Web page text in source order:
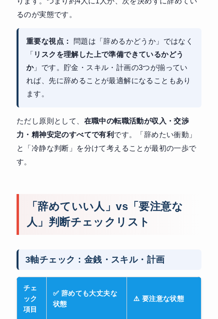
るのが実態です。
重要な視点：
問題は「辞めるかどうか」ではなく
「 リスクを理解した上で準備できているかどう
か」です。貯金・スキル・計画の3つが揃ってい
れば、先に辞めることが最適解になることもあり
ます。
ただし原則として、 在職中の転職活動が収入・交渉
力・精神安定のすべてで有利 です。「辞めたい衝動」
と「冷静な判断」を分けて考えることが最初の一歩で
す。
「辞めていい人」vs「要注意な
人」判断チェックリスト
3軸チェック：金銭・スキル・計画
チェ
ック
項目
✅ 辞めても大丈夫な
状態
⚠️ 要注意な状態